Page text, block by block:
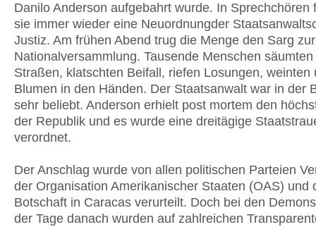
Danilo Anderson aufgebahrt wurde. In Sprechchören
sie immer wieder eine Neuordnungder
Justiz. Am frühen Abend trug die Menge den Sarg zur
Nationalversammlung. Tausende Menschen säumten
Straßen, klatschten Beifall, riefen Losungen, weinten
Blumen in den Händen. Der Staatsanwalt war in der
sehr beliebt. Anderson erhielt post mortem den
der Republik und es wurde eine dreitägige
verordnet.
Der Anschlag wurde von allen politischen Parteien
der Organisation Amerikanischer Staaten (OAS) und
Botschaft in Caracas verurteilt. Doch bei den
der Tage danach wurden auf zahlreichen